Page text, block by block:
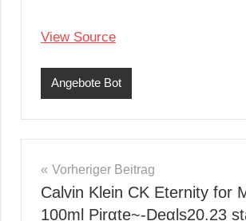
View Source
Angebote Bot
Beitragsnavigation
Vorheriger Beitrag
Calvin Klein CK Eternity for
100ml Pirαtе~-Dеαls20.23